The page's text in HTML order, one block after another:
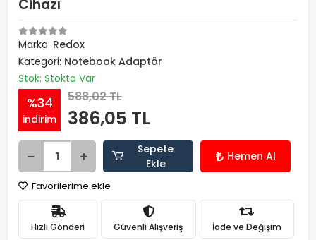
Cihazı
Marka: Redox
Kategori: Notebook Adaptör
Stok: Stokta Var
%34
indirim
588,02 TL
386,05 TL
Sepete
Ekle
Hemen Al
Favorilerime ekle
Hızlı Gönderi Güvenli Alışveriş İade ve Değişim